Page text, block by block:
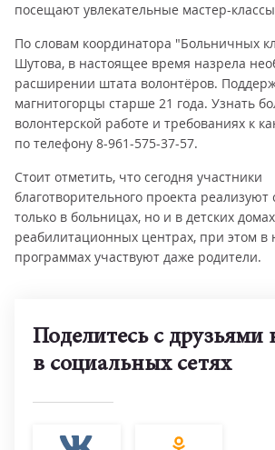
посещают увлекательные мастер-
По словам координатора "Больничных
Шутова, в настоящее время назрела
расширении штата волонтёров.
магнитогорцы старше 21 года. Узнать
волонтерской работе и требованиях к
по телефону 8-961-575-37-57.
Стоит отметить, что сегодня участники
благотворительного проекта реализуют
только в больницах, но и в детских
реабилитационных центрах, при этом в
программах участвуют даже родители.
Поделитесь с друзьями
в социальных сетях